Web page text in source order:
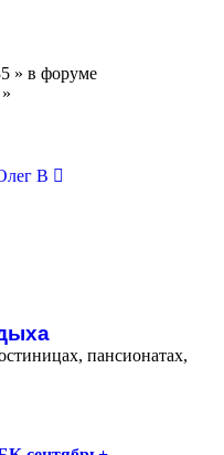
» в форуме
»
В
пансионатах,